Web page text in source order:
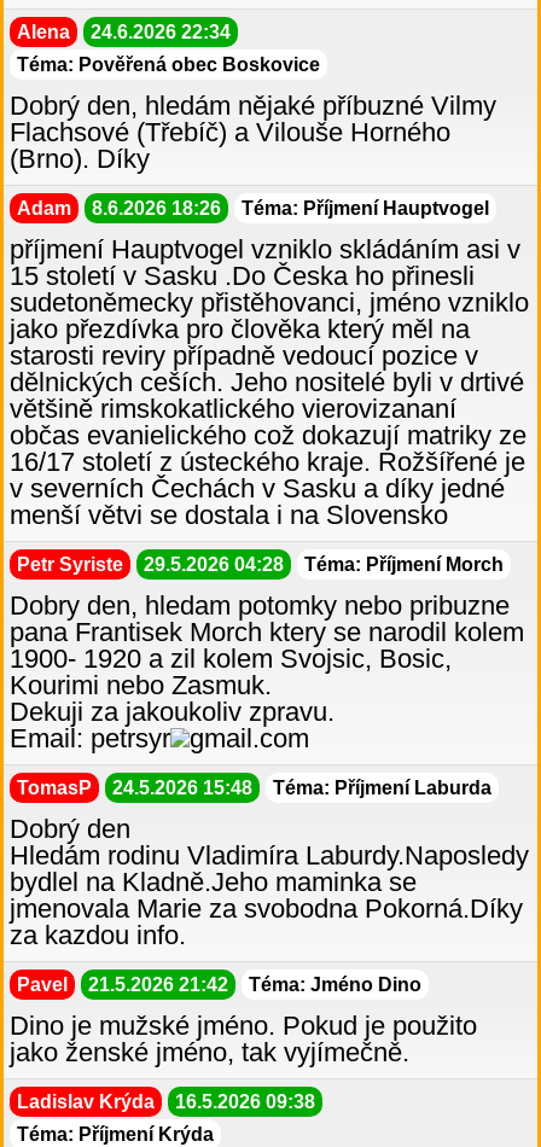
Alena
24.6.2026 22:34
Téma: Pověřená obec Boskovice
Dobrý den, hledám nějaké příbuzné Vilmy
Flachsové (Třebíč) a Vilouše Horného
(Brno). Díky
Adam 8.6.2026 18:26 Téma: Příjmení Hauptvogel
příjmení Hauptvogel vzniklo skládáním asi v
15 století v Sasku .Do Česka ho přinesli
sudetoněmecky přistěhovanci, jméno vzniklo
jako přezdívka pro člověka který měl na
starosti reviry případně vedoucí pozice v
dělnických ceších. Jeho nositelé byli v drtivé
většině rimskokatlického vierovizananí
občas evanielického což dokazují matriky ze
16/17 století z ústeckého kraje. Rožšířené je
v severních Čechách v Sasku a díky jedné
menší větvi se dostala i na Slovensko
Petr Syriste 29.5.2026 04:28 Téma: Příjmení Morch
Dobry den, hledam potomky nebo pribuzne
pana Frantisek Morch ktery se narodil kolem
1900- 1920 a zil kolem Svojsic, Bosic,
Kourimi nebo Zasmuk.
Dekuji za jakoukoliv zpravu.
Email: petrsyr
gmail.com
TomasP 24.5.2026 15:48 Téma: Příjmení Laburda
Dobrý den
Hledám rodinu Vladimíra Laburdy.Naposledy
bydlel na Kladně.Jeho maminka se
jmenovala Marie za svobodna Pokorná.Díky
za kazdou info.
Pavel 21.5.2026 21:42 Téma: Jméno Dino
Dino je mužské jméno. Pokud je použito
jako ženské jméno, tak vyjímečně.
Ladislav Krýda
16.5.2026 09:38
Téma: Příjmení Krýda